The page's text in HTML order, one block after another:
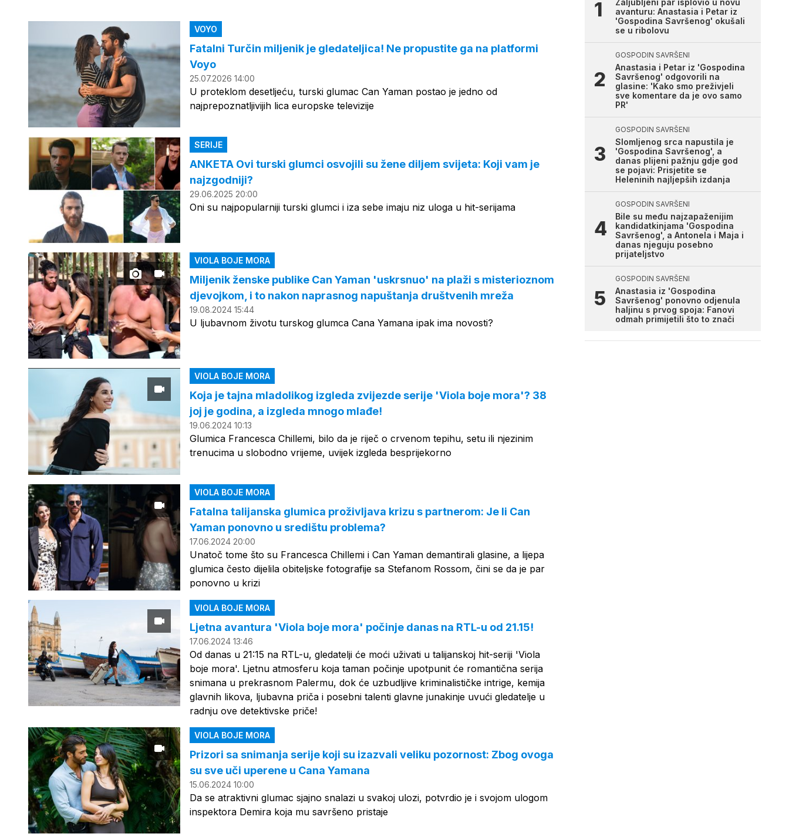
VOYO
Fatalni Turčin miljenik je gledateljica! Ne propustite ga na platformi
Voyo
25.07.2026 14:00
U proteklom desetljeću, turski glumac Can Yaman postao je jedno od
najprepoznatljivijih lica europske televizije
SERIJE
ANKETA Ovi turski glumci osvojili su žene diljem svijeta: Koji vam je
najzgodniji?
29.06.2025 20:00
Oni su najpopularniji turski glumci i iza sebe imaju niz uloga u hit-serijama
VIOLA BOJE MORA
Miljenik ženske publike Can Yaman 'uskrsnuo' na plaži s misterioznom
djevojkom, i to nakon naprasnog napuštanja društvenih mreža
19.08.2024 15:44
U ljubavnom životu turskog glumca Cana Yamana ipak ima novosti?
VIOLA BOJE MORA
Koja je tajna mladolikog izgleda zvijezde serije 'Viola boje mora'? 38
joj je godina, a izgleda mnogo mlađe!
19.06.2024 10:13
Glumica Francesca Chillemi, bilo da je riječ o crvenom tepihu, setu ili njezinim
trenucima u slobodno vrijeme, uvijek izgleda besprijekorno
VIOLA BOJE MORA
Fatalna talijanska glumica proživljava krizu s partnerom: Je li Can
Yaman ponovno u središtu problema?
17.06.2024 20:00
Unatoč tome što su Francesca Chillemi i Can Yaman demantirali glasine, a lijepa
glumica često dijelila obiteljske fotografije sa Stefanom Rossom, čini se da je par
ponovno u krizi
VIOLA BOJE MORA
Ljetna avantura 'Viola boje mora' počinje danas na RTL-u od 21.15!
17.06.2024 13:46
Od danas u 21:15 na RTL-u, gledatelji će moći uživati u talijanskoj hit-seriji 'Viola
boje mora'. Ljetnu atmosferu koja taman počinje upotpunit će romantična serija
snimana u prekrasnom Palermu, dok će uzbudljive kriminalističke intrige, kemija
glavnih likova, ljubavna priča i posebni talenti glavne junakinje uvući gledatelje u
radnju ove detektivske priče!
VIOLA BOJE MORA
Prizori sa snimanja serije koji su izazvali veliku pozornost: Zbog ovoga
su sve uči uperene u Cana Yamana
15.06.2024 10:00
Da se atraktivni glumac sjajno snalazi u svakoj ulozi, potvrdio je i svojom ulogom
inspektora Demira koja mu savršeno pristaje
Zaljubljeni par isplovio u novu
avanturu: Anastasia i Petar iz
'Gospodina Savršenog' okušali
se u ribolovu
GOSPODIN SAVRŠENI
Anastasia i Petar iz 'Gospodina
Savršenog' odgovorili na
glasine: 'Kako smo preživjeli
sve komentare da je ovo samo
PR'
GOSPODIN SAVRŠENI
Slomljenog srca napustila je
'Gospodina Savršenog', a
danas plijeni pažnju gdje god
se pojavi: Prisjetite se
Heleninih najljepših izdanja
GOSPODIN SAVRŠENI
Bile su među najzapaženijim
kandidatkinjama 'Gospodina
Savršenog', a Antonela i Maja i
danas njeguju posebno
prijateljstvo
GOSPODIN SAVRŠENI
Anastasia iz 'Gospodina
Savršenog' ponovno odjenula
haljinu s prvog spoja: Fanovi
odmah primijetili što to znači